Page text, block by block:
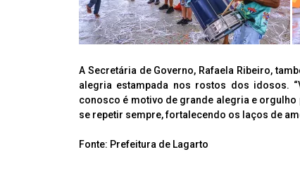
A Secretária de Governo, Rafaela Ribeiro,
alegria estampada nos rostos dos idosos.
conosco é motivo de grande alegria e
se repetir sempre, fortalecendo os laços de
Fonte: Prefeitura de Lagarto